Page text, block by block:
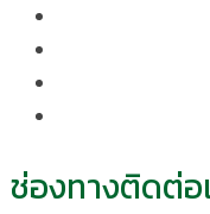
ช่องทางติดต่อ